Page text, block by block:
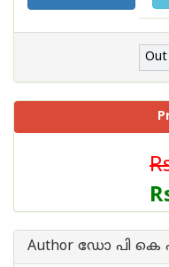
Author ഡോ പി കെ